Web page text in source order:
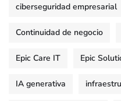
ciberseguridad empresarial
Continuidad de negocio
Epic Care IT Epic
IA generativa